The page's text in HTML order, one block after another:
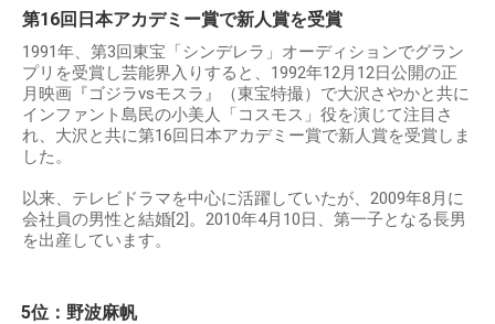
第16回日本アカデミー賞で新人賞を受賞
1991年、第3回東宝「シンデレラ」オーディションでグラン
プリを受賞し芸能界入りすると、1992年12月12日公開の正
月映画『ゴジラvsモスラ』（東宝特撮）で大沢さやかと共に
インファント島民の小美人「コスモス」役を演じて注目さ
れ、大沢と共に第16回日本アカデミー賞で新人賞を受賞しま
した。
以来、テレビドラマを中心に活躍していたが、2009年8月に
会社員の男性と結婚[2]。2010年4月10日、第一子となる長男
を出産しています。
5位：野波麻帆